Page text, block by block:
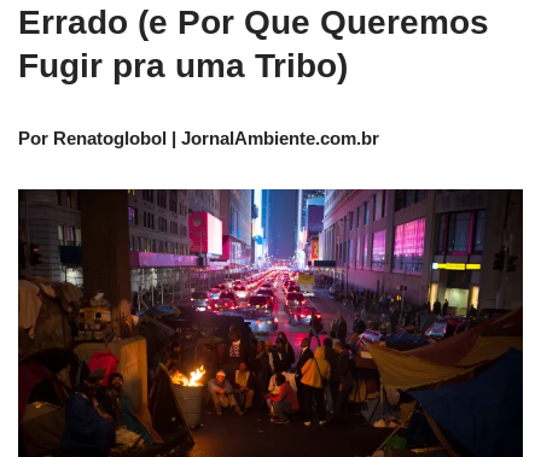
Errado (e Por Que Queremos
Fugir pra uma Tribo)
Por Renatoglobol | JornalAmbiente.com.br